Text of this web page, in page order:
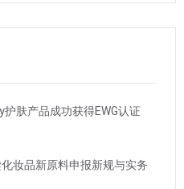
肤产品成功获得EWG认证
妆品新原料申报新规与实务